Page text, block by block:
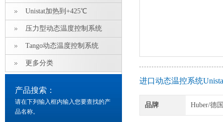
Unistat加热到+425℃
压力型动态温度控制系统
Tango动态温度控制系统
更多分类
产品搜索：
请在下列输入框内输入您要查找的产
品名称。
进口动态温控系统
品牌 Huber/德